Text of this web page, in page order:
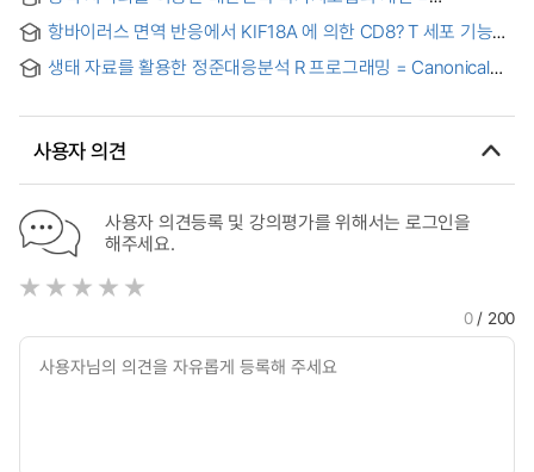
geovisualization
항바이러스 면역 반응에서 KIF18A 에 의한 CD8? T 세포 기능
immune responses
생태 자료를 활용한 정준대응분석 R 프로그래밍 = Canonical
사용자 의견
사용자 의견등록 및 강의평가를 위해서는 로그인을
해주세요.
0/ 200